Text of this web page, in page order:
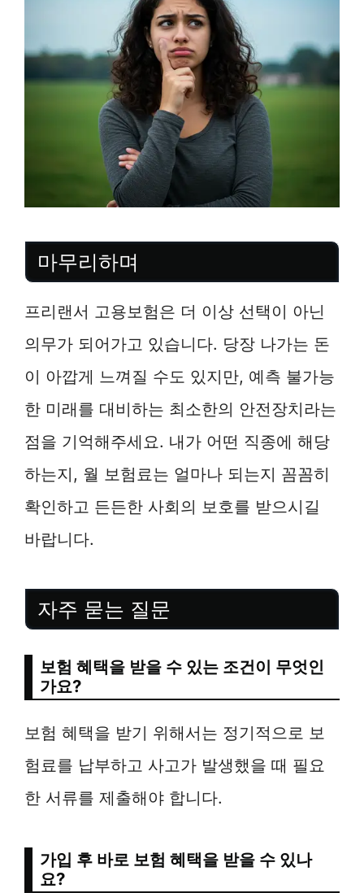
마무리하며
프리랜서 고용보험은 더 이상 선택이 아닌
의무가 되어가고 있습니다. 당장 나가는 돈
이 아깝게 느껴질 수도 있지만, 예측 불가능
한 미래를 대비하는 최소한의 안전장치라는
점을 기억해주세요. 내가 어떤 직종에 해당
하는지, 월 보험료는 얼마나 되는지 꼼꼼히
확인하고 든든한 사회의 보호를 받으시길
바랍니다.
자주 묻는 질문
보험 혜택을 받을 수 있는 조건이 무엇인
가요?
보험 혜택을 받기 위해서는 정기적으로 보
험료를 납부하고 사고가 발생했을 때 필요
한 서류를 제출해야 합니다.
가입 후 바로 보험 혜택을 받을 수 있나
요?